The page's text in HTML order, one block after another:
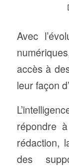
Avec
accès à
leur façon
répondre
rédaction,
des